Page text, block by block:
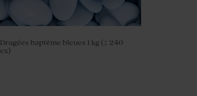
Dragées baptême bleues 1 kg (± 240
ex)